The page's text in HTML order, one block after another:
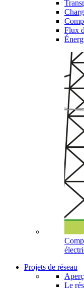
Flux
Projets de réseau
Le